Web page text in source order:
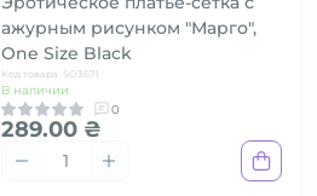
ажурным рисунком "Марго",
One Size Black
Код товара: SO3671
В наличии
0
289.00 ₴